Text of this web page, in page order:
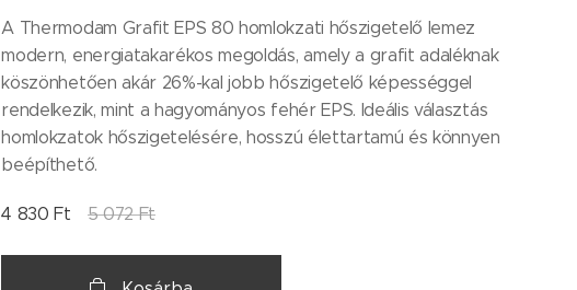
A Thermodam Grafit EPS 80 homlokzati hőszigetelő lemez
modern, energiatakarékos megoldás, amely a grafit adaléknak
köszönhetően akár 26%-kal jobb hőszigetelő képességgel
rendelkezik, mint a hagyományos fehér EPS. Ideális választás
homlokzatok hőszigetelésére, hosszú élettartamú és könnyen
beépíthető.
4 830 Ft 5 072Ft